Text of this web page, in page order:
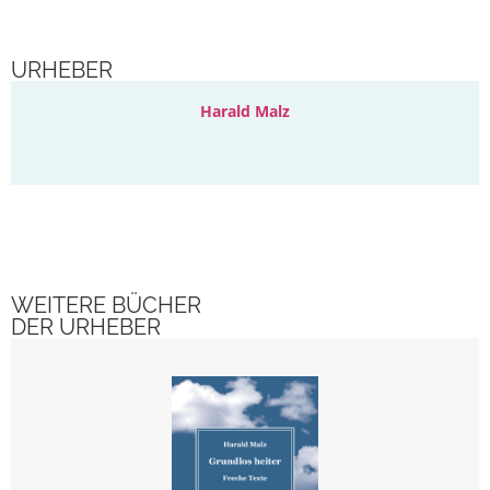
URHEBER
Harald Malz
WEITERE BÜCHER
DER URHEBER